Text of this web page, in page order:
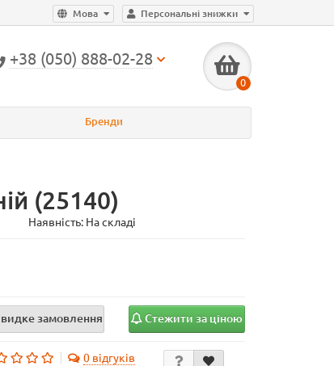
Персональні знижки
Мова
+38 (050) 888-02-28
0
Бренди
(25140)
Наявність: На складі
Стежити за ціною
замовлення
0 відгуків